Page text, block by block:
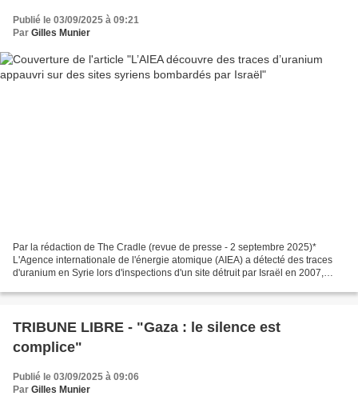
Publié le 03/09/2025 à 09:21
Par Gilles Munier
Par la rédaction de The Cradle (revue de presse - 2 septembre 2025)*
L'Agence internationale de l'énergie atomique (AIEA) a détecté des traces
d'uranium en Syrie lors d'inspections d'un site détruit par Israël en 2007,
TRIBUNE LIBRE - "Gaza : le silence est
complice"
Publié le 03/09/2025 à 09:06
Par Gilles Munier